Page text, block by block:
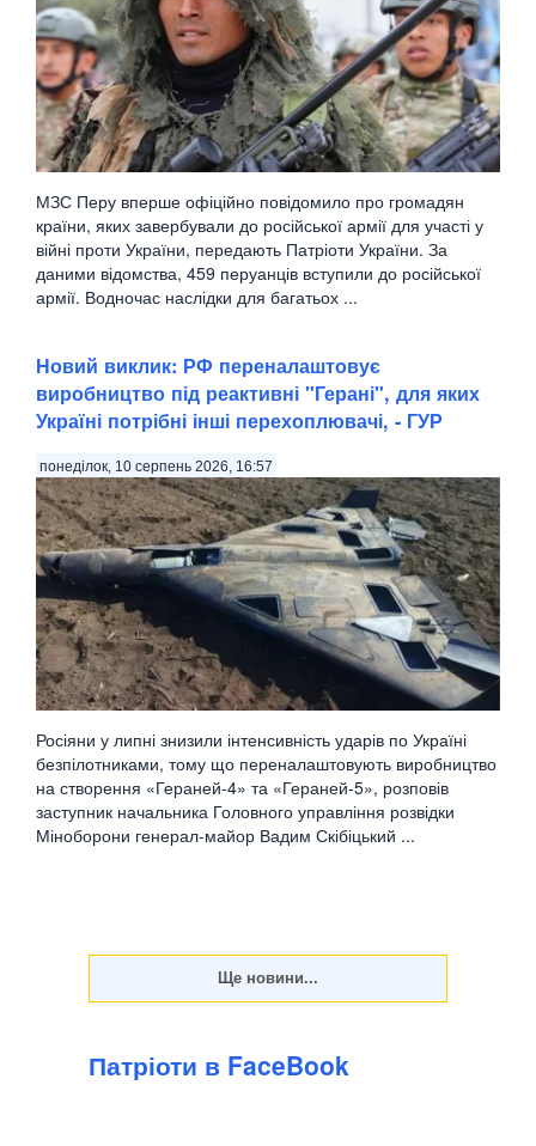
МЗС Перу вперше офіційно повідомило про громадян
країни, яких завербували до російської армії для участі у
війні проти України, передають Патріоти України. За
даними відомства, 459 перуанців вступили до російської
армії. Водночас наслідки для багатьох ...
Новий виклик: РФ переналаштовує
виробництво під реактивні "Герані", для яких
Україні потрібні інші перехоплювачі, - ГУР
понеділок, 10 серпень 2026, 16:57
Росіяни у липні знизили інтенсивність ударів по Україні
безпілотниками, тому що переналаштовують виробництво
на створення «Гераней-4» та «Гераней-5», розповів
заступник начальника Головного управління розвідки
Міноборони генерал-майор Вадим Скібіцький ...
Патріоти в FaceBook